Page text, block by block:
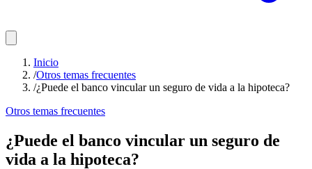
Inicio
/Otros temas frecuentes
/¿Puede el banco vincular un seguro de vida a la hipoteca?
Otros temas frecuentes
¿Puede el banco vincular un seguro de
vida a la hipoteca?